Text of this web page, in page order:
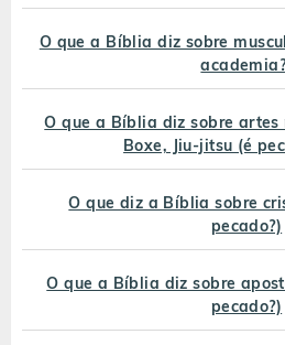
O que a Bíblia diz sobre
O que a Bíblia diz sobre artes
Boxe, Jiu-jitsu (é
O que diz a Bíblia sobre
pecado?)
O que a Bíblia diz sobre
pecado?)